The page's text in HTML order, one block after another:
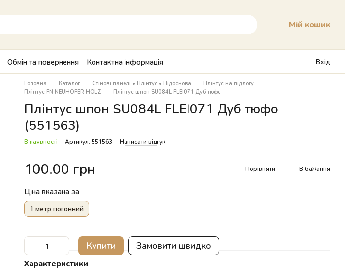
Мій кошик
Обмін та повернення Контактна інформація Вхід
Головна Каталог Стінові панелі • Плінтус • Підоснова
Плінтус на підлогу
Плінтус FN NEUHOFER HOLZ
Плінтус шпон SU084L FLEI071 Дуб тюфо
Плінтус шпон SU084L FLEI071 Дуб тюфо
(551563)
В наявності Артикул: 551563 Написати відгук
100.00 грн Порівняти В бажання
Ціна вказана за
1 метр погонний
Купити Замовити швидко
Характеристики